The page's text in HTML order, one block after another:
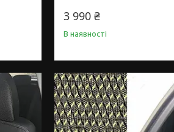
3 990 ₴
В наявності